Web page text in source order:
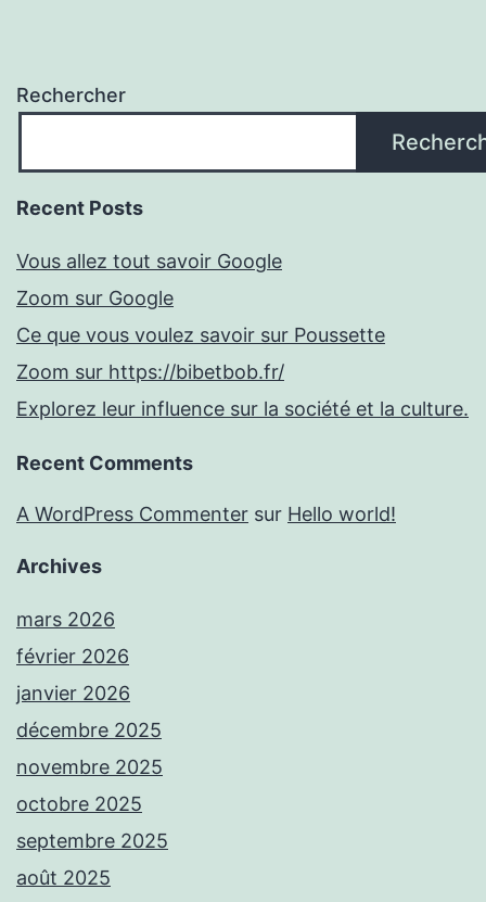
Rechercher
Recent Posts
Vous allez tout savoir Google
Zoom sur Google
Ce que vous voulez savoir sur Poussette
Zoom sur https://bibetbob.fr/
Explorez leur influence sur la société et la culture.
Recent Comments
A WordPress Commenter sur Hello world!
Archives
mars 2026
février 2026
janvier 2026
décembre 2025
novembre 2025
octobre 2025
septembre 2025
août 2025